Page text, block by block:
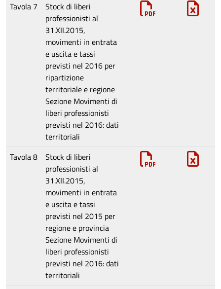
Tavola 7
Stock di liberi
professionisti al
31.XII.2015,
movimenti in entrata
e uscita e tassi
previsti nel 2016 per
ripartizione
territoriale e regione
Sezione Movimenti di
liberi professionisti
previsti nel 2016: dati
territoriali
Tavola 8
Stock di liberi
professionisti al
31.XII.2015,
movimenti in entrata
e uscita e tassi
previsti nel 2015 per
regione e provincia
Sezione Movimenti di
liberi professionisti
previsti nel 2016: dati
territoriali